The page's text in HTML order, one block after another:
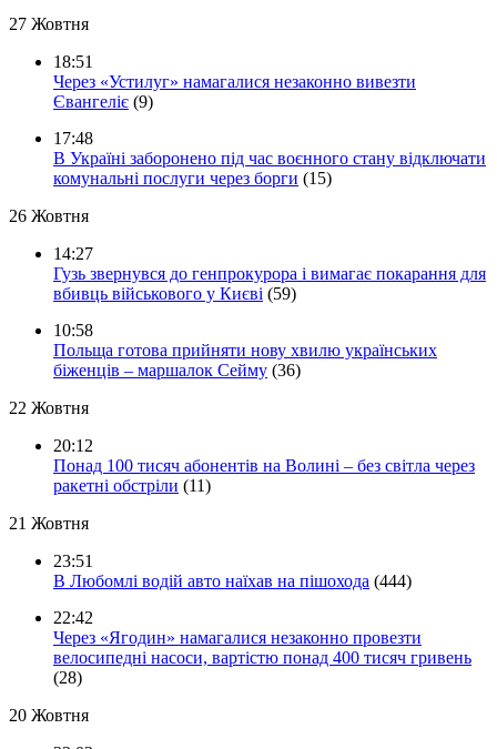
27 Жовтня
18:51
Через «Устилуг» намагалися незаконно вивезти
Євангеліє (9)
17:48
В Україні заборонено під час воєнного стану відключати
комунальні послуги через борги (15)
26 Жовтня
14:27
Гузь звернувся до генпрокурора і вимагає покарання для
вбивць військового у Києві (59)
10:58
Польща готова прийняти нову хвилю українських
біженців – маршалок Сейму (36)
22 Жовтня
20:12
Понад 100 тисяч абонентів на Волині – без світла через
ракетні обстріли (11)
21 Жовтня
23:51
В Любомлі водій авто наїхав на пішохода (444)
22:42
Через «Ягодин» намагалися незаконно провезти
велосипедні насоси, вартістю понад 400 тисяч гривень
(28)
20 Жовтня